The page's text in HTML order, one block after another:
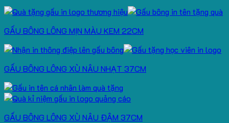
GẤU BÔNG LÔNG MỊN MÀU KEM 22CM
GẤU BÔNG LÔNG XÙ NÂU NHẠT 37CM
GẤU BÔNG LÔNG XÙ NÂU ĐẬM 37CM